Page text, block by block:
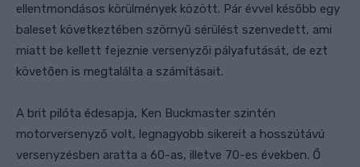
ellentmondásos körülmények között. Pár évvel később egy
baleset következtében szörnyű sérülést szenvedett, ami
miatt be kellett fejeznie versenyzői pályafutását, de ezt
követően is megtalálta a számításait.
A brit pilóta édesapja, Ken Buckmaster szintén
motorversenyző volt, legnagyobb sikereit a hosszútávú
versenyzésben aratta a 60-as, illetve 70-es években. Ő